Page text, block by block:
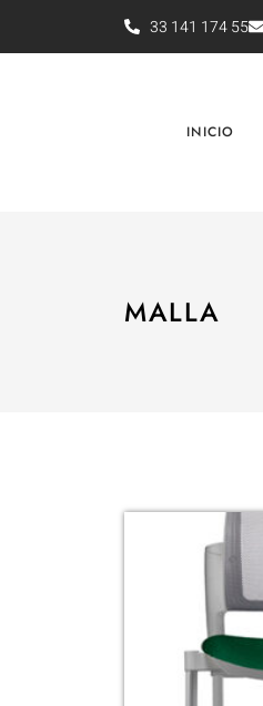
33 141 174 55
INICIO
MALLA